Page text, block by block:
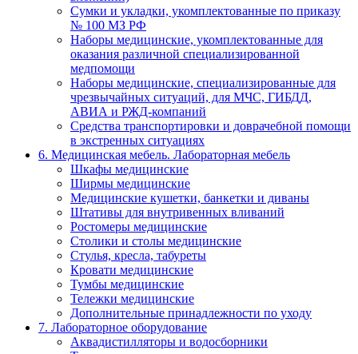
Сумки и укладки, укомплектованные по приказу
№ 100 МЗ РФ
Наборы медицинские, укомплектованные для
оказания различной специализированной
медпомощи
Наборы медицинские, специализированные для
чрезвычайных ситуаций, для МЧС, ГИБДД,
АВИА и РЖД-компаний
Средства транспортировки и доврачебной помощи
в экстренных ситуациях
6. Медицинская мебель. Лабораторная мебель
Шкафы медицинские
Ширмы медицинские
Медицинские кушетки, банкетки и диваны
Штативы для внутривенных вливаний
Ростомеры медицинские
Столики и столы медицинские
Стулья, кресла, табуреты
Кровати медицинские
Тумбы медицинские
Тележки медицинские
Дополнительные принадлежности по уходу
7. Лабораторное оборудование
Аквадистилляторы и водосборники